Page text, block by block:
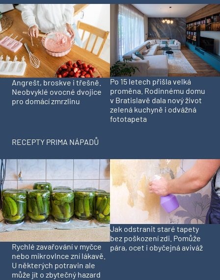
Angrešt, broskve i třešně.
Neobvyklé ovocné dvojice
pro domácí zmrzlinu
Po 15 letech přišla velká
proměna. Rodinnému domu
v Bratislavě dala nový život
zelená kuchyně i odvážná
fototapeta
RECEPTY PRIMA NÁPADŮ
Rychlé zavařování v myčce
nebo mikrovlnce zní lákavě.
U některých potravin ale
může jít o zbytečný hazard
Jak odstranit staré tapety
bez poškození zdi. Pomůže
pára, ocet i obyčejná aviváž